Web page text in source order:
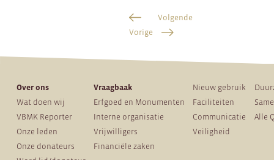
Vorige
Volgende
Over ons
Wat doen wij
VBMK Reporter
Onze leden
Onze donateurs
Vraagbaak
Erfgoed en Monumenten
Interne organisatie
Vrijwilligers
Financiële zaken
Nieuw gebruik
Faciliteiten
Communicatie
Veiligheid
Alle